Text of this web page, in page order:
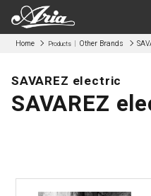
Home Products Other Brands
SAVAREZ electric
SAVAREZ